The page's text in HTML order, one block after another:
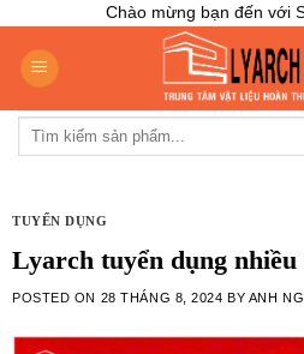
content
Chào mừng bạn đến với
Tìm
TUYỂN DỤNG
Lyarch tuyển dụng
POSTED ON 28 THÁNG 8, 2024 BY ANH